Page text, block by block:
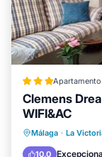
Apartamento
Clemens
WIFI&AC
Málaga · La
10.0